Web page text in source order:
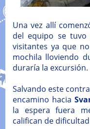
Una vez allí
del equipo se
visitantes ya que
mochila lloviendo
duraría la excursión.
Salvando este
encamino hacia
la espera fuera
califican de